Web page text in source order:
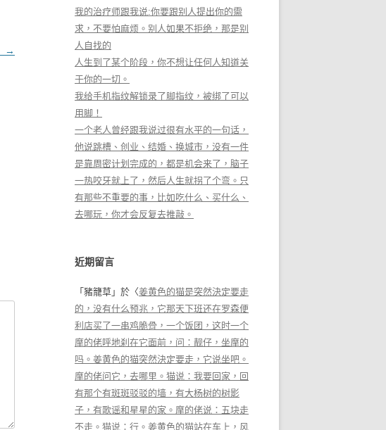
→
我的治疗师跟我说:你要跟别人提出你的需
求，不要怕麻烦。别人如果不拒绝，那是别
人自找的
人生到了某个阶段，你不想让任何人知道关
于你的一切。
我给手机指纹解锁录了脚指纹，被绑了可以
用脚！
一个老人曾经跟我说过很有水平的一句话，
他说跳槽、创业、结婚、换城市，没有一件
是靠周密计划完成的，都是机会来了，脑子
一热咬牙就上了，然后人生就拐了个弯。只
有那些不重要的事，比如吃什么、买什么、
去哪玩，你才会反复去推敲。
近期留言
「 豬籠草 」於〈姜黄色的猫是突然決定要走
的，没有什么预兆，它那天下班还在罗森便
利店买了一串鸡脆骨，一个饭团，这时一个
摩的佬呼地刹在它面前，问：靓仔，坐摩的
吗。姜黄色的猫突然決定要走，它说坐吧。
摩的佬问它，去哪里。猫说：我要回家，回
有那个有斑斑驳驳的墙，有大杨树的树影
子，有歌谣和星星的家。摩的佬说：五块走
不走。猫说：行。姜黄色的猫站在车上，风